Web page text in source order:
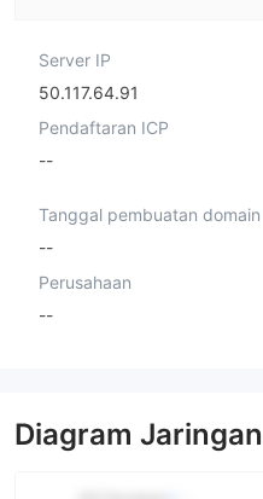
Server IP
50.117.64.91
Pendaftaran ICP
--
Tanggal pembuatan domain
--
Perusahaan
--
Diagram Jaringan